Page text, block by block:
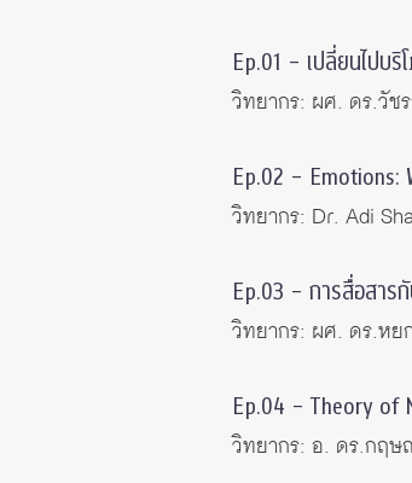
Ep.01 – เปลี่ยนไปบริ
วิทยากร: ผศ. ดร.วั
Ep.02 – Emotions:
วิทยากร: Dr. Adi
Ep.03 – การสื่อสาร
วิทยากร: ผศ. ดร.ห
Ep.04 – Theory of
วิทยากร: อ. ดร.กฤ